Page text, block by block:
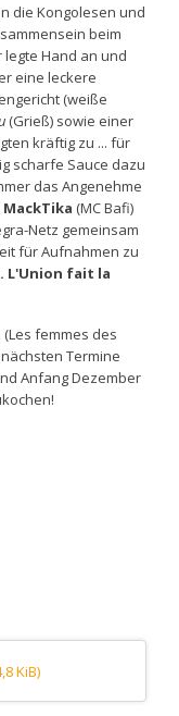
die Kongolesen und
beim
Hand an und
eine leckere
(weiße
(Grieß) sowie einer
kräftig zu ... für
scharfe Sauce dazu
das Angenehme
MackTika (MC Bafi)
Netz gemeinsam
für Aufnahmen zu
L'Union fait la
(Les femmes des
Termine
Anfang Dezember
KiB)